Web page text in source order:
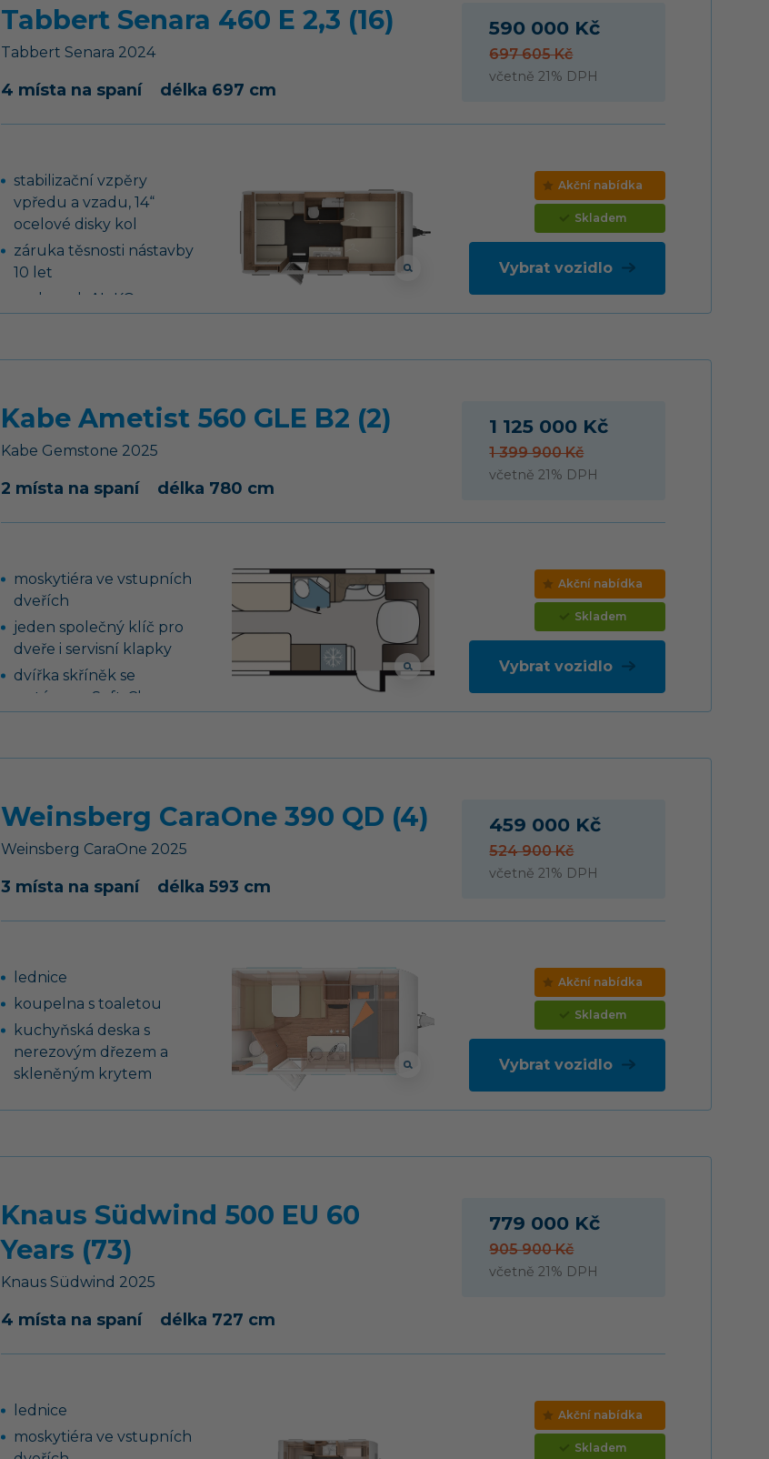
Tabbert Senara 460 E 2,3 (16)
Tabbert Senara 2024
4 místa na spaní délka 697 cm
590 000 Kč
697 605 Kč
včetně 21% DPH
stabilizační vzpěry
vpředu a vzadu, 14“
ocelové disky kol
záruka těsnosti nástavby
10 let
podvozek AL-KO,
tlumičů pérování
nerezovým dřezem a
nádrž na čistou vodu 45
litrů, ponorné čerpadlo
Akční nabídka
Skladem
Vybrat vozidlo
Kabe Ametist 560 GLE B2 (2)
Kabe Gemstone 2025
2 místa na spaní délka 780 cm
1 125 000 Kč
1 399 900 Kč
včetně 21% DPH
moskytiéra ve vstupních
dveřích
jeden společný klíč pro
dveře i servisní klapky
dvířka skříněk se
systémem Soft-Close
Akční nabídka
Skladem
Vybrat vozidlo
Weinsberg CaraOne 390 QD (4)
Weinsberg CaraOne 2025
3 místa na spaní délka 593 cm
459 000 Kč
524 900 Kč
včetně 21% DPH
lednice
koupelna s toaletou
kuchyňská deska s
nerezovým dřezem a
skleněným krytem
pohodlné sezení
přestavitelné na lůžko
Akční nabídka
Skladem
Vybrat vozidlo
Knaus Südwind 500 EU 60
Years (73)
Knaus Südwind 2025
4 místa na spaní délka 727 cm
779 000 Kč
905 900 Kč
včetně 21% DPH
lednice
moskytiéra ve vstupních
Akční nabídka
Skladem